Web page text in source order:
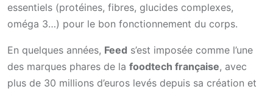
essentiels (protéines, fibres, glucides complexes,
oméga 3…) pour le bon fonctionnement du corps.
En quelques années, Feed s’est imposée comme l’une
des marques phares de la foodtech française, avec
plus de 30 millions d’euros levés depuis sa création et